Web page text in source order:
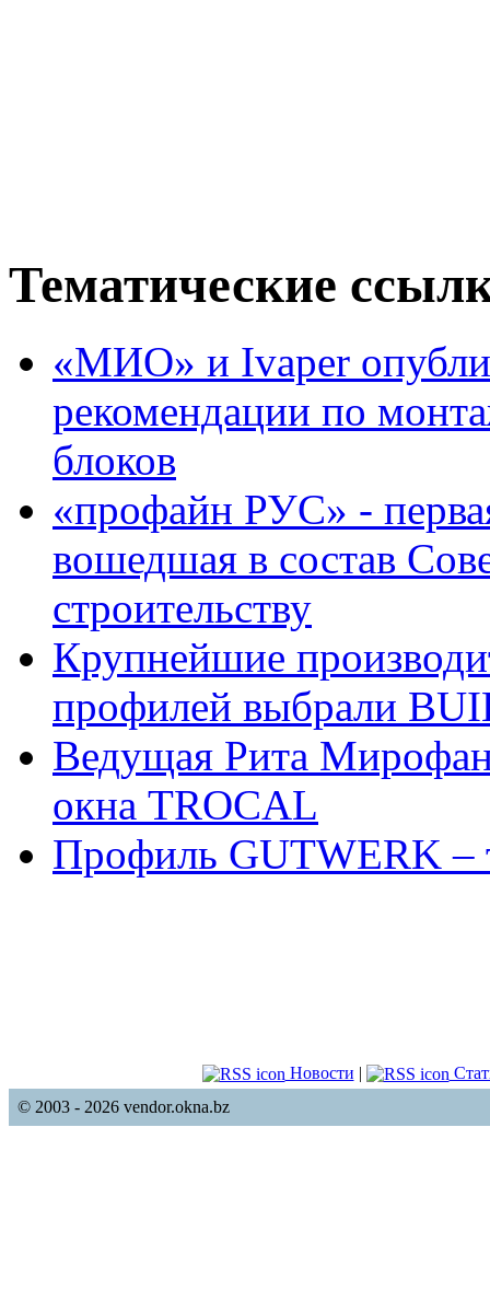
Тематические
«МИО» и Ivaper
рекомендации по
блоков
«профайн РУС» -
вошедшая в состав
строительству
Крупнейшие
профилей выбрали
Ведущая Рита
окна TROCAL
Профиль GUTWERK –
Новости |
© 2003 - 2026 vendor.okna.bz